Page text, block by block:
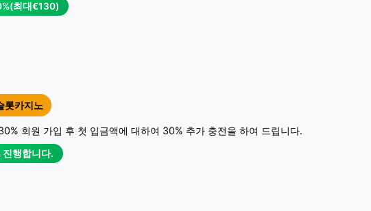
최대€130)
롯카지노
회원 가입 후 첫 입금액에 대하여 30% 추가 충전을 하여 드립니다.
진행합니다.